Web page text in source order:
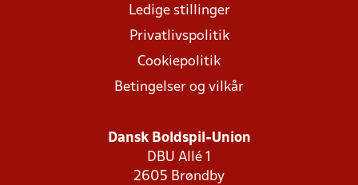
Ledige stillinger
Privatlivspolitik
Cookiepolitik
Betingelser og vilkår
Dansk Boldspil-Union
DBU Allé 1
2605 Brøndby